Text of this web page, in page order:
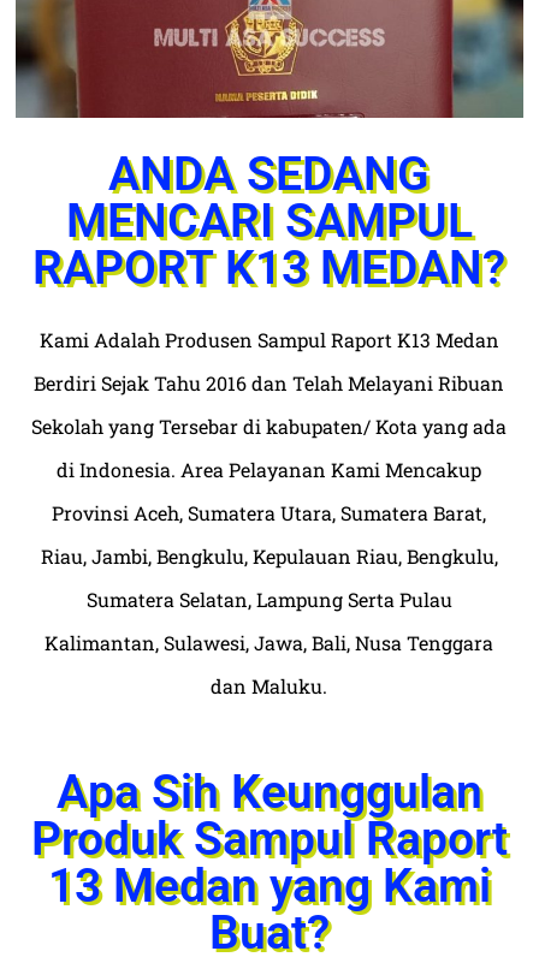
ANDA SEDANG
MENCARI SAMPUL
RAPORT K13 MEDAN?
Kami Adalah Produsen Sampul Raport K13 Medan
Berdiri Sejak Tahu 2016 dan Telah Melayani Ribuan
Sekolah yang Tersebar di kabupaten/ Kota yang ada
di Indonesia. Area Pelayanan Kami Mencakup
Provinsi Aceh, Sumatera Utara, Sumatera Barat,
Riau, Jambi, Bengkulu, Kepulauan Riau, Bengkulu,
Sumatera Selatan, Lampung Serta Pulau
Kalimantan, Sulawesi, Jawa, Bali, Nusa Tenggara
dan Maluku.
Apa Sih Keunggulan
Produk Sampul Raport
13 Medan yang Kami
Buat?